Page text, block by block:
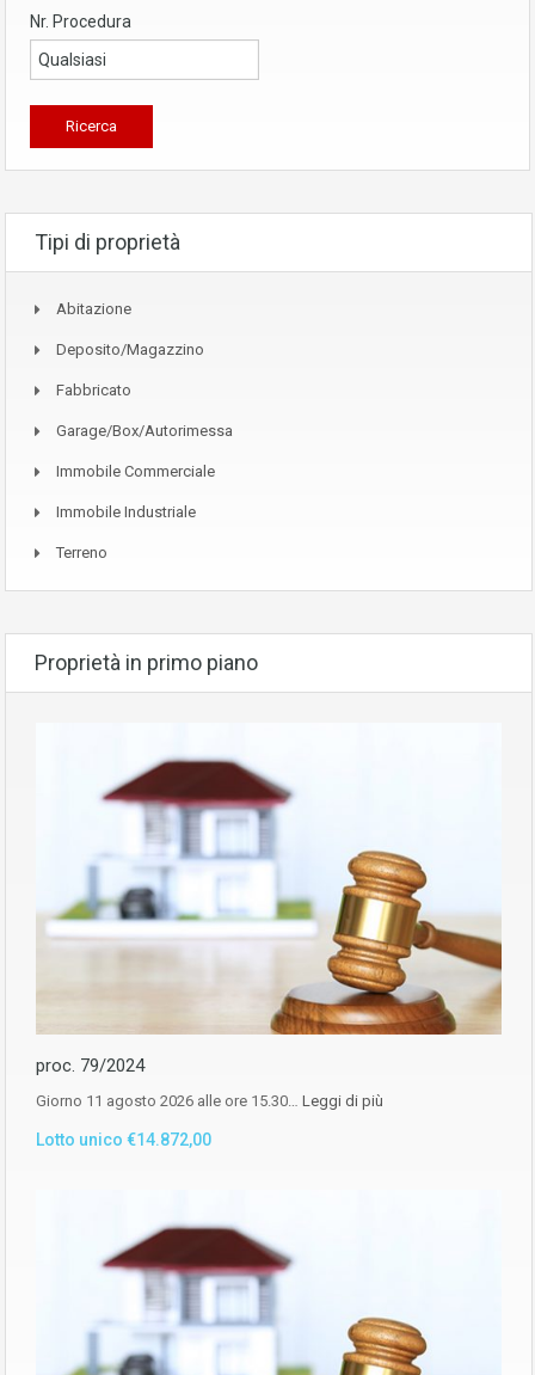
Nr. Procedura
Tipi di proprietà
Abitazione
Deposito/Magazzino
Fabbricato
Garage/Box/Autorimessa
Immobile Commerciale
Immobile Industriale
Terreno
Proprietà in primo piano
proc. 79/2024
Giorno 11 agosto 2026 alle ore 15.30… Leggi di più
Lotto unico €14.872,00